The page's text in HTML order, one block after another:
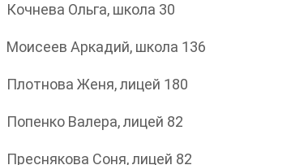
Кочнева Ольга, школа 30
Моисеев Аркадий, школа 136
Плотнова Женя, лицей 180
Попенко Валера, лицей 82
Преснякова Соня, лицей 82